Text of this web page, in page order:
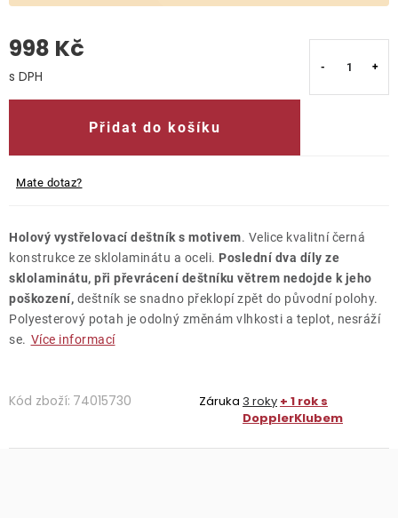
998 Kč
Přidat do košíku
Mate dotaz?
Holový vystřelovací deštník s motivem. Velice kvalitní černá
konstrukce ze sklolaminátu a oceli. Poslední dva díly ze
sklolaminátu, při převrácení deštníku větrem nedojde k jeho
poškození, deštník se snadno překlopí zpět do původní polohy.
Polyesterový potah je odolný změnám vlhkosti a teplot, nesráží
se. Více informací
Kód zboží: 74015730 Záruka 3 roky + 1 rok s
DopplerKlubem